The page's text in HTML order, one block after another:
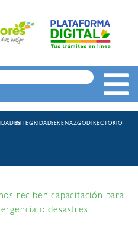
INTEGRIDADSERENAZGODIRECTORIO
reciben capacitación para
o desastres